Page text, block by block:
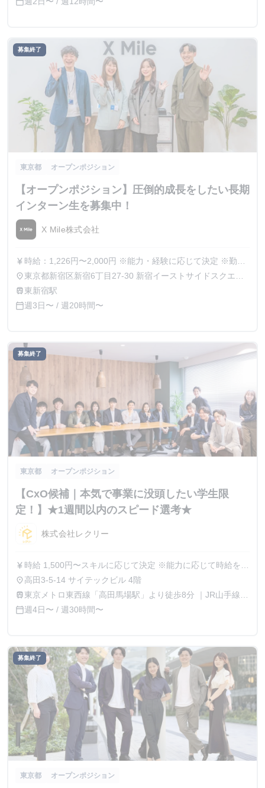
募集終了
東京都 オープンポジション
【オープンポジション】圧倒的成長をしたい長期
インターン生を募集中！
X Mile株式会社
currency_yen 時給：1,226円〜2,000円 ※能力・経験に応じて決定 ※勤務
開始後実績によって昇給あり
place東京都新宿区新宿6丁目27-30 新宿イーストサイドスクエア
7階
train東新宿駅
calendar_today週3日〜 / 週20時間〜
募集終了
東京都 オープンポジション
【CxO候補｜本気で事業に没頭したい学生限
定！】★1週間以内のスピード選考★
株式会社レクリー
currency_yen 時給 1,500円〜スキルに応じて決定 ※能力に応じて時給を都
度相談可能、成果が時給に直結する環境 ※インターン生に
対して年収1000万円オファーをした実績あり
place 高田3-5-14 サイテックビル 4階
train東京メトロ東西線「高田馬場駅」より徒歩8分 ｜JR山手線
「高田馬場駅」より徒歩9分
calendar_today週4日〜 / 週30時間〜
募集終了
東京都 オープンポジション